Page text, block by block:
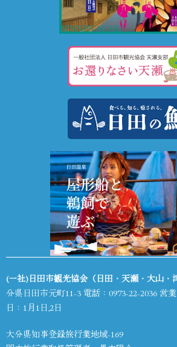
(一社)日田市観光協会（日田・天瀬・大山・
分県日田市元町11-3 電話： 0973-22-2036 営
日：1月1日,2日
大分県知事登録旅行業地域-169